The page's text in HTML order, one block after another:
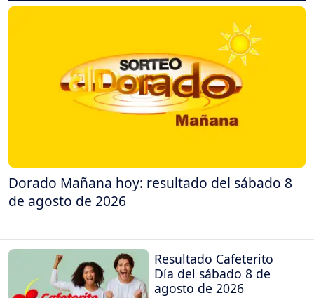
Dorado Mañana hoy: resultado del sábado 8
de agosto de 2026
Resultado Cafeterito
Día del sábado 8 de
agosto de 2026